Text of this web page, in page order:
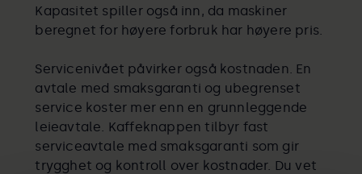
Kapasitet spiller også inn, da maskiner
beregnet for høyere forbruk har høyere pris.
Servicenivået påvirker også kostnaden. En
avtale med smaksgaranti og ubegrenset
service koster mer enn en grunnleggende
leieavtale. Kaffeknappen tilbyr fast
serviceavtale med smaksgaranti som gir
trygghet og kontroll over kostnader. Du vet